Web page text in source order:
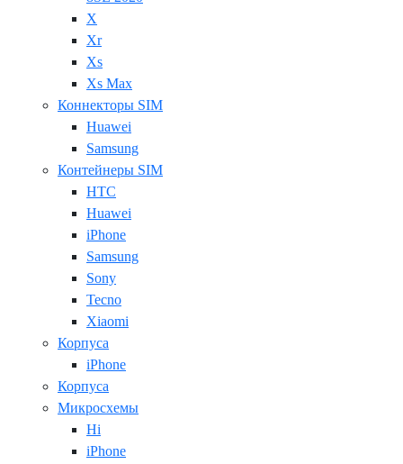
X
Xr
Xs
Xs Max
Коннекторы SIM
Huawei
Samsung
Контейнеры SIM
HTC
Huawei
iPhone
Samsung
Sony
Tecno
Xiaomi
Корпуса
iPhone
Корпуса
Микросхемы
Hi
iPhone